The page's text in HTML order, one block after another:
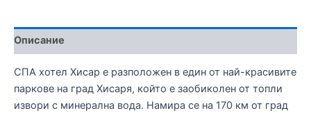
Описание
СПА хотел Хисар е разположен в един от най-красивите
паркове на град Хисаря, който е заобиколен от топли
извори с минерална вода. Намира се на 170 км от град